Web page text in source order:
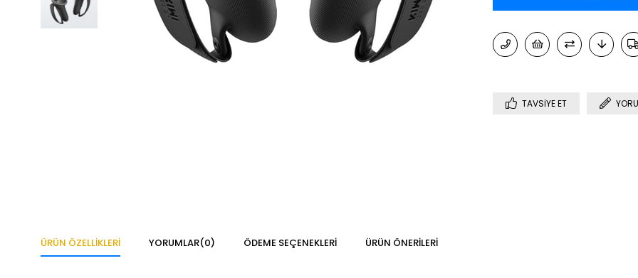
TAVSIYE ET
ÜRÜN ÖZELLIKLERI YORUMLAR(0) ÖDEME SEÇENEKLERI ÜRÜN ÖNERILERI